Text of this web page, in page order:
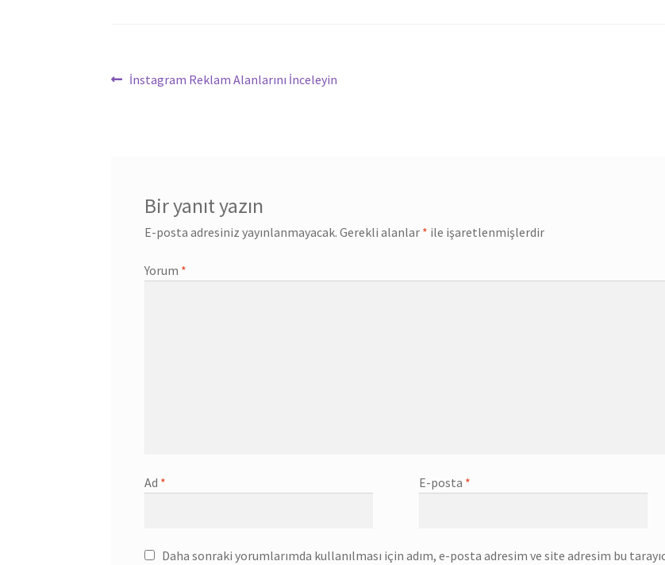
YazıPrevious
İnstagram Reklam Alanlarını İnceleyin
Bir yanıt yazın
E-posta adresiniz yayınlanmayacak. Gerekli alanlar * ile işaretlenmişlerdir
Yorum *
Ad * E-posta *
Daha sonraki yorumlarımda kullanılması için adım, e-posta adresim ve site adresim bu